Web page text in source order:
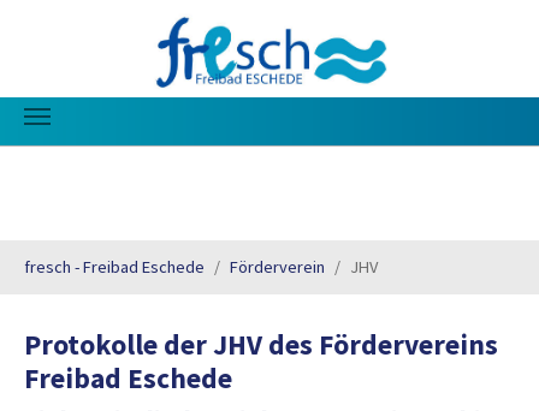
Zum Hauptinhalt springen
fresch - Freibad Eschede Förderverein JHV
Protokolle der JHV des Fördervereins
Freibad Eschede